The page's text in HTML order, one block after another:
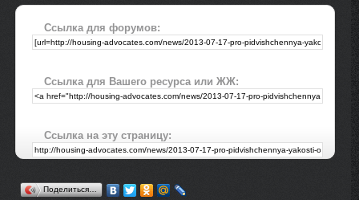
Ссылка для форумов:
Ссылка для Вашего ресурса или ЖЖ:
Ссылка на эту страницу:
Поделиться…